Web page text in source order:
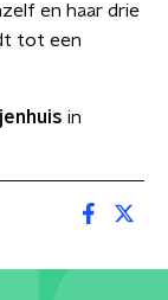
en haar drie
tot een
in